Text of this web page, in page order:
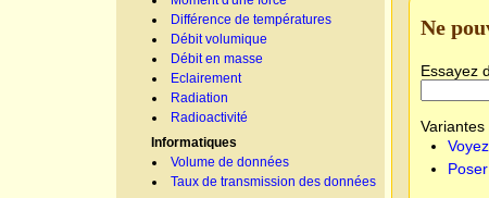
Différence de températures
Débit volumique
Débit en masse
Eclairement
Radiation
Radioactivité
Informatiques
Volume de données
Taux de transmission des données
Ne
Essayez